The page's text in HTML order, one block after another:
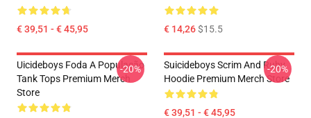
€ 39,51 - € 45,95 € 14,26$15.5
Uicideboys Foda A População
Tank Tops Premium Merch
Store
-20%
Suicideboys Scrim And Ruby
Hoodie Premium Merch Store
€ 39,51 - € 45,95
-20%